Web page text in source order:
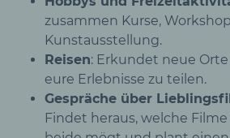
zusammen Kurse,
Kunstausstellung.
Reisen: Erkundet neue
eure Erlebnisse zu teilen.
Gespräche über
Findet heraus, welche